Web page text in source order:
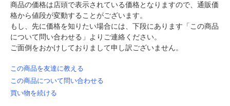
商品の価格は店頭で表示されている価格となりますので、通販価
格から値段が変動することがございます。
もし、先に価格を知りたい場合には、下段にあります「この商品
について問い合わせる」よりご連絡ください。
ご面倒をおかけしておりまして申し訳ございません。
この商品を友達に教える
この商品について問い合わせる
買い物を続ける